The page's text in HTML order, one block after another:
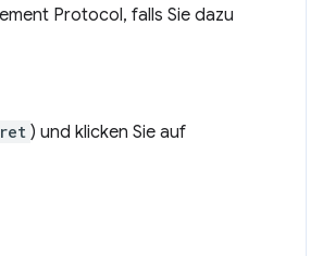
Protocol, falls Sie dazu
) und klicken Sie auf